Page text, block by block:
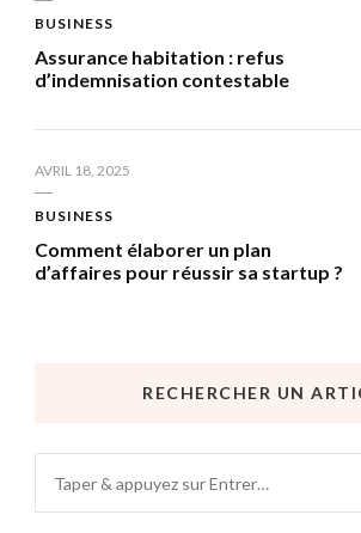
BUSINESS
Assurance habitation : refus
d’indemnisation contestable
AVRIL 18, 2025
BUSINESS
Comment élaborer un plan
d’affaires pour réussir sa startup ?
RECHERCHER UN
recherchiez